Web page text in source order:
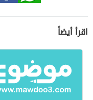
اقرأ أيضاً